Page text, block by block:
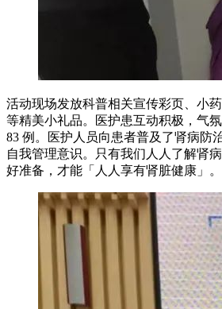
活动现场发放科普相关宣传彩页、小
等精美小礼品。医护患互动积极，气
83 例。医护人员向患者普及了肾病防
自我管理意识。只有我们人人了解肾
好准备，才能「人人享有肾脏健康」。